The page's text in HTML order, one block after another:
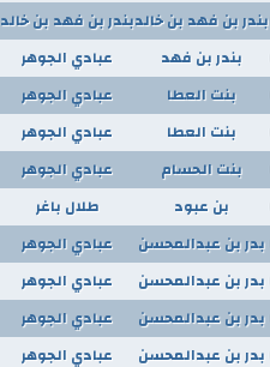
بندر بن فهد بن خالدبندر بن فهد بن خالد
بندر بن فهد عبادي الجوهر
بنت العطا عبادي الجوهر
بنت العطا عبادي الجوهر
بنت الحسام عبادي الجوهر
بن عبود طلال باغر
بدر بن عبدالمحسن عبادي الجوهر
بدر بن عبدالمحسن عبادي الجوهر
بدر بن عبدالمحسن عبادي الجوهر
بدر بن عبدالمحسن عبادي الجوهر